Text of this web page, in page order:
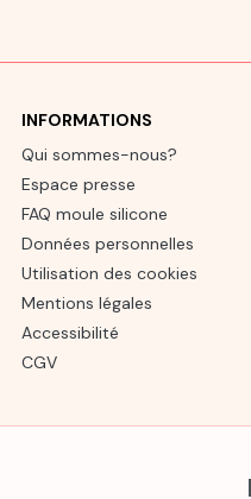
INFORMATIONS
Qui sommes-nous?
Espace presse
FAQ moule silicone
Données personnelles
Utilisation des cookies
Mentions légales
Accessibilité
CGV